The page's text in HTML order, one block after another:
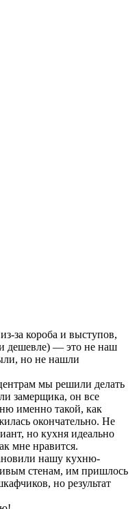
за короба и выступов,
дешевле) — это не наш
но не нашли
мы решили делать
замерщика, он все
именно такой, как
окончательно. Не
но кухня идеально
мне нравится.
нашу кухню-
стенам, им пришлось
но результат